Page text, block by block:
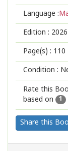
Language :
Edition : 2026
Page(s) : 110
Condition :
Rate this
based on
1
Share this